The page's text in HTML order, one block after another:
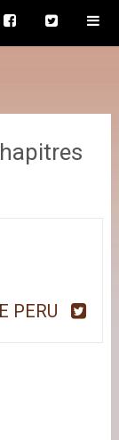
PERU